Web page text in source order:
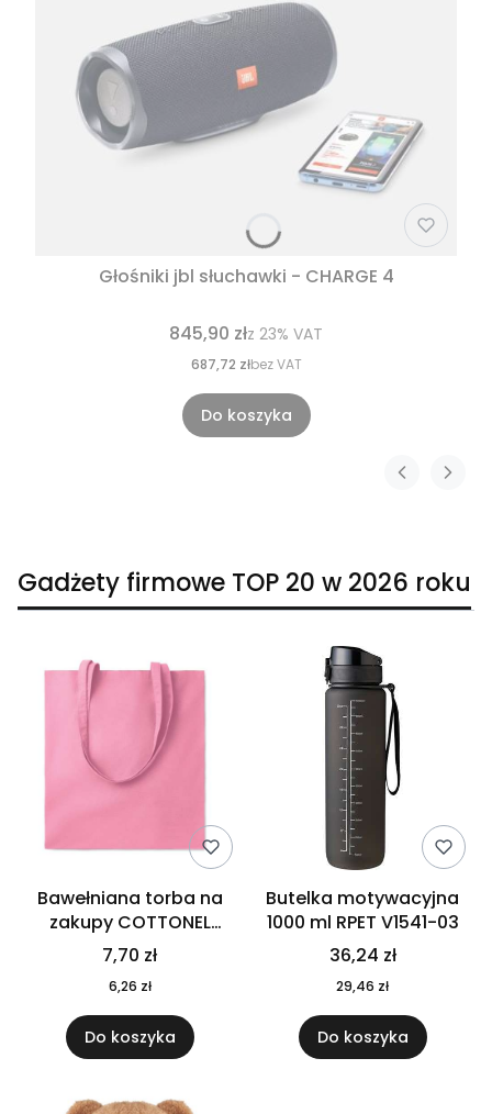
Głośniki jbl słuchawki - CHARGE 4
845,90 złz 23% VAT
687,72 złbez VAT
Do koszyka
Gadżety firmowe TOP 20 w 2026 roku
Bawełniana torba na
zakupy COTTONEL
COLOUR++ MO9846-11
7,70 zł
6,26 zł
Do koszyka
Butelka motywacyjna
1000 ml RPET V1541-03
36,24 zł
29,46 zł
Do koszyka